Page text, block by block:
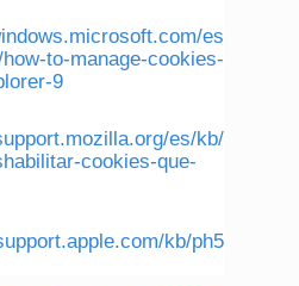
es
to-manage-cookies-
9
es/kb/
cookies-que-
kb/ph5